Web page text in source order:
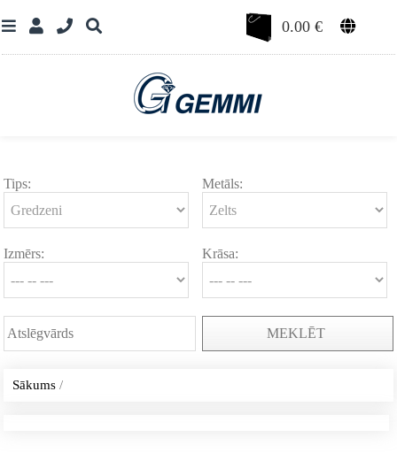
0.00€
Tips: Metāls:
Izmērs: Krāsa:
MEKLĒT
Sākums /